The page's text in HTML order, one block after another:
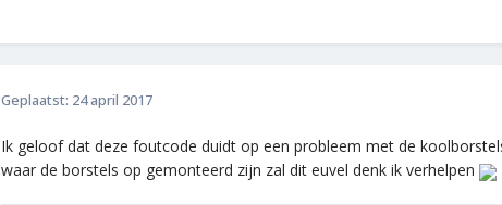
Geplaatst: 24 april 2017
Ik geloof dat deze foutcode duidt op een probleem met de
waar de borstels op gemonteerd zijn zal dit euvel denk ik verhelpen